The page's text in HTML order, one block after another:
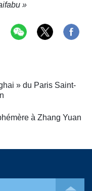
»
» du Paris Saint-
à Zhang Yuan